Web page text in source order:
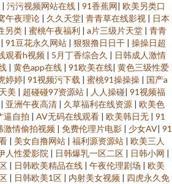
| 污污视频网站在线 | 91香蕉网| 欧美另类口
午夜理论 | 久久天堂| 青青草在线影视 | 日本
另类 | 蜜桃午夜福利 | a片三级片天堂 | 青青
| 91豆花永久网站 | 狠狠撸日日干 | 操操日超
观看h视频 | 5月丁香综合久 | 日韩成人激情
| 黄色app在线 | 91欧美在线| 黄色三级性爱
婷婷| 91视频污下载 | 蜜桃91操操操 | 国产a
美 | 超碰碰97资源站 | 人人操碰| 91视频福
| 亚洲午夜高清 | 久草福利在线资源 | 欧美色
逼自拍 | AV无码在线观看 | 欧美韩日无 | 91
激情偷拍视频 | 免费伦理片电影 | 少女AV| 91
| 美女自撸网站 | 福利源资源站 | 欧美三人
人性爱影院 | 日韩爆乳一区二区 | 日韩小网 |
| 日韩欧美精品在线 | 午夜伦理剧场 | 欧美
| 日韩欧美1区 | 内射美女视频 | 四虎永久免